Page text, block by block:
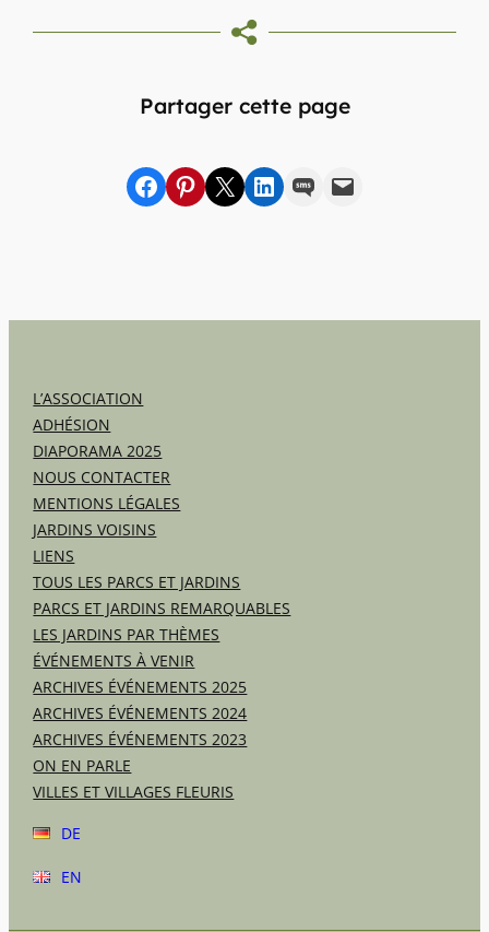
Partager cette page
Partager sur Facebook
sur Pinterest
sur X sur LinkedIn
par SMSpar e-mail
L’ASSOCIATION
ADHÉSION
DIAPORAMA 2025
NOUS CONTACTER
MENTIONS LÉGALES
JARDINS VOISINS
LIENS
TOUS LES PARCS ET JARDINS
PARCS ET JARDINS REMARQUABLES
LES JARDINS PAR THÈMES
ÉVÉNEMENTS À VENIR
ARCHIVES ÉVÉNEMENTS 2025
ARCHIVES ÉVÉNEMENTS 2024
ARCHIVES ÉVÉNEMENTS 2023
ON EN PARLE
VILLES ET VILLAGES FLEURIS
DE
EN